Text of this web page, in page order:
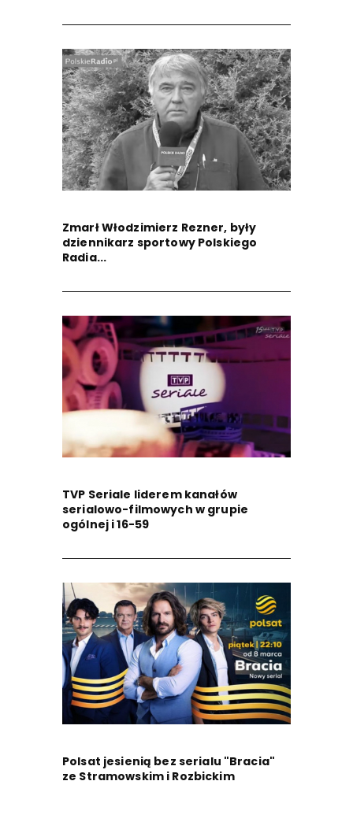
Zmarł Włodzimierz Rezner, były
dziennikarz sportowy Polskiego
Radia...
TVP Seriale liderem kanałów
serialowo-filmowych w grupie
ogólnej i 16-59
Polsat jesienią bez serialu "Bracia"
ze Stramowskim i Rozbickim